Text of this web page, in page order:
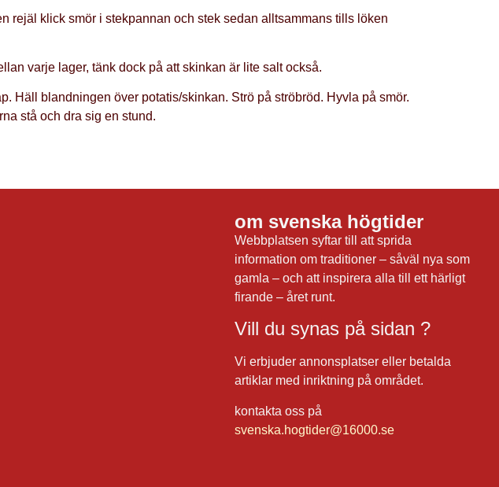
rejäl klick smör i stekpannan och stek sedan alltsammans tills löken
varje lager, tänk dock på att skinkan är lite salt också.
Häll blandningen över potatis/skinkan. Strö på ströbröd. Hyvla på smör.
stå och dra sig en stund.
om svenska högtider
Webbplatsen syftar till att sprida
information om traditioner – såväl nya som
gamla – och att inspirera alla till ett härligt
firande – året runt.
Vill du synas på sidan ?
Vi erbjuder annonsplatser eller betalda
artiklar med inriktning på området.
kontakta oss på
svenska.hogtider@16000.se